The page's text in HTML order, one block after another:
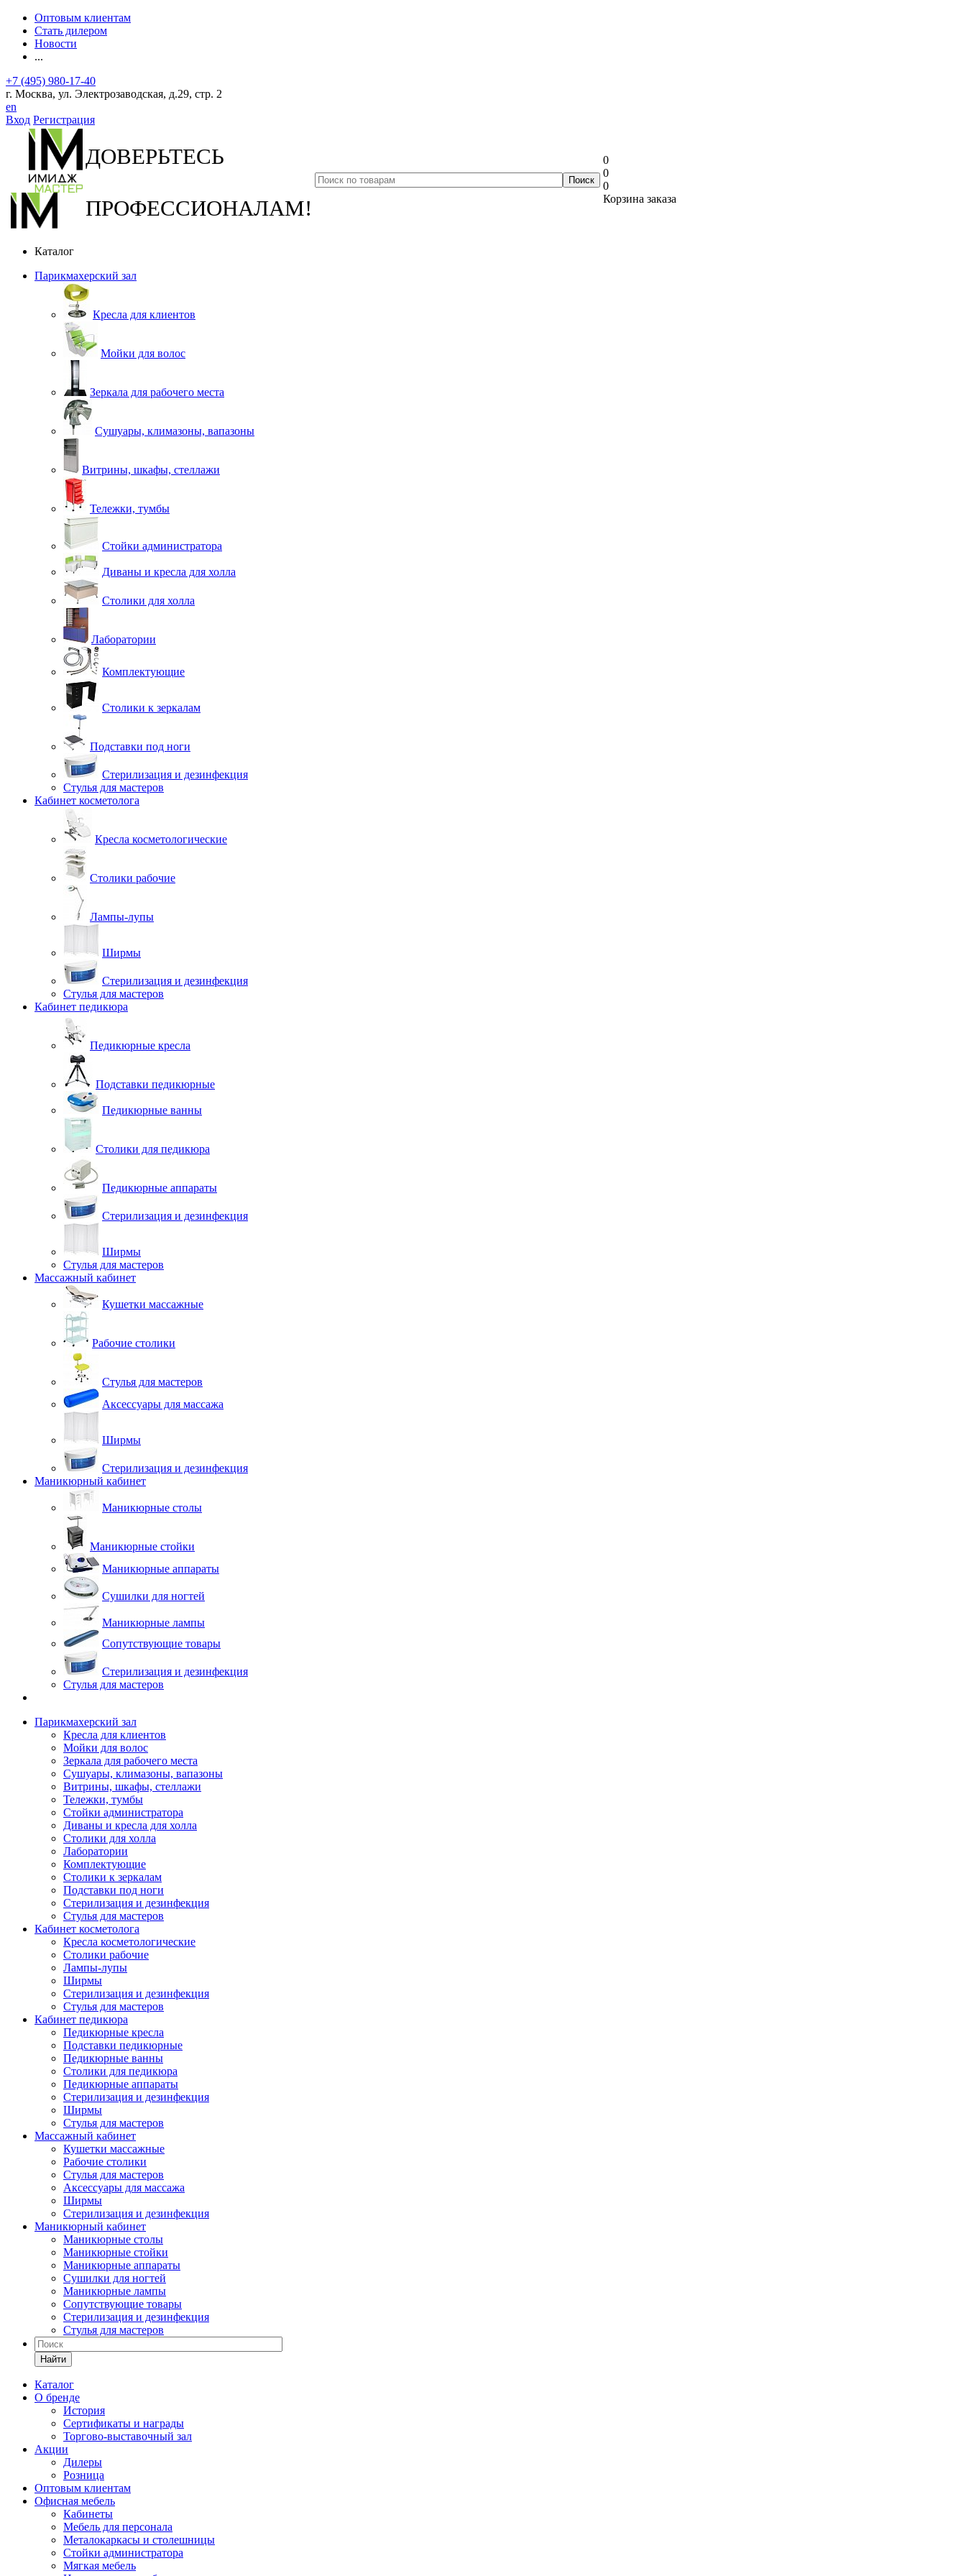
Оптовым клиентам
Стать дилером
Новости
...
+7 (495) 980-17-40
г. Москва, ул. Электрозаводская, д.29, стр. 2
en
Вход Регистрация
ДОВЕРЬТЕСЬ
ПРОФЕССИОНАЛАМ!
0
0
0
Корзина заказа
Каталог
Парикмахерский зал
Кресла для клиентов
Мойки для волос
Зеркала для рабочего места
Сушуары, климазоны, вапазоны
Витрины, шкафы, стеллажи
Тележки, тумбы
Стойки администратора
Диваны и кресла для холла
Столики для холла
Лаборатории
Комплектующие
Столики к зеркалам
Подставки под ноги
Стерилизация и дезинфекция
Стулья для мастеров
Кабинет косметолога
Кресла косметологические
Столики рабочие
Лампы-лупы
Ширмы
Стерилизация и дезинфекция
Стулья для мастеров
Кабинет педикюра
Педикюрные кресла
Подставки педикюрные
Педикюрные ванны
Столики для педикюра
Педикюрные аппараты
Стерилизация и дезинфекция
Ширмы
Стулья для мастеров
Массажный кабинет
Кушетки массажные
Рабочие столики
Стулья для мастеров
Аксессуары для массажа
Ширмы
Стерилизация и дезинфекция
Маникюрный кабинет
Маникюрные столы
Маникюрные стойки
Маникюрные аппараты
Сушилки для ногтей
Маникюрные лампы
Сопутствующие товары
Стерилизация и дезинфекция
Стулья для мастеров
Парикмахерский зал
Кресла для клиентов
Мойки для волос
Зеркала для рабочего места
Сушуары, климазоны, вапазоны
Витрины, шкафы, стеллажи
Тележки, тумбы
Стойки администратора
Диваны и кресла для холла
Столики для холла
Лаборатории
Комплектующие
Столики к зеркалам
Подставки под ноги
Стерилизация и дезинфекция
Стулья для мастеров
Кабинет косметолога
Кресла косметологические
Столики рабочие
Лампы-лупы
Ширмы
Стерилизация и дезинфекция
Стулья для мастеров
Кабинет педикюра
Педикюрные кресла
Подставки педикюрные
Педикюрные ванны
Столики для педикюра
Педикюрные аппараты
Стерилизация и дезинфекция
Ширмы
Стулья для мастеров
Массажный кабинет
Кушетки массажные
Рабочие столики
Стулья для мастеров
Аксессуары для массажа
Ширмы
Стерилизация и дезинфекция
Маникюрный кабинет
Маникюрные столы
Маникюрные стойки
Маникюрные аппараты
Сушилки для ногтей
Маникюрные лампы
Сопутствующие товары
Стерилизация и дезинфекция
Стулья для мастеров
Найти
Каталог
О бренде
История
Сертификаты и награды
Торгово-выставочный зал
Акции
Дилеры
Розница
Оптовым клиентам
Офисная мебель
Кабинеты
Мебель для персонала
Металокаркасы и столешницы
Стойки администратора
Мягкая мебель